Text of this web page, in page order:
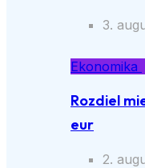
3.
Ekonomika
Rozdiel
eur
2.